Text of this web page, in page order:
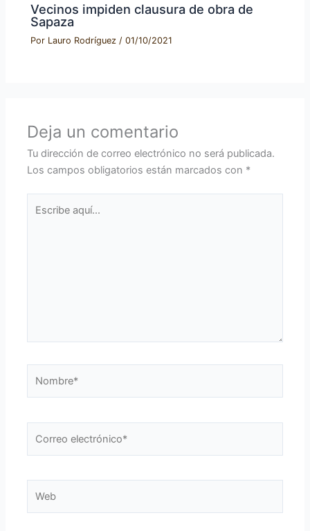
Vecinos impiden clausura de obra de
Sapaza
Por Lauro Rodríguez /01/10/2021
Deja un comentario
Tu dirección de correo electrónico no será publicada.
Los campos obligatorios están marcados con *
aquí...
electrónico*